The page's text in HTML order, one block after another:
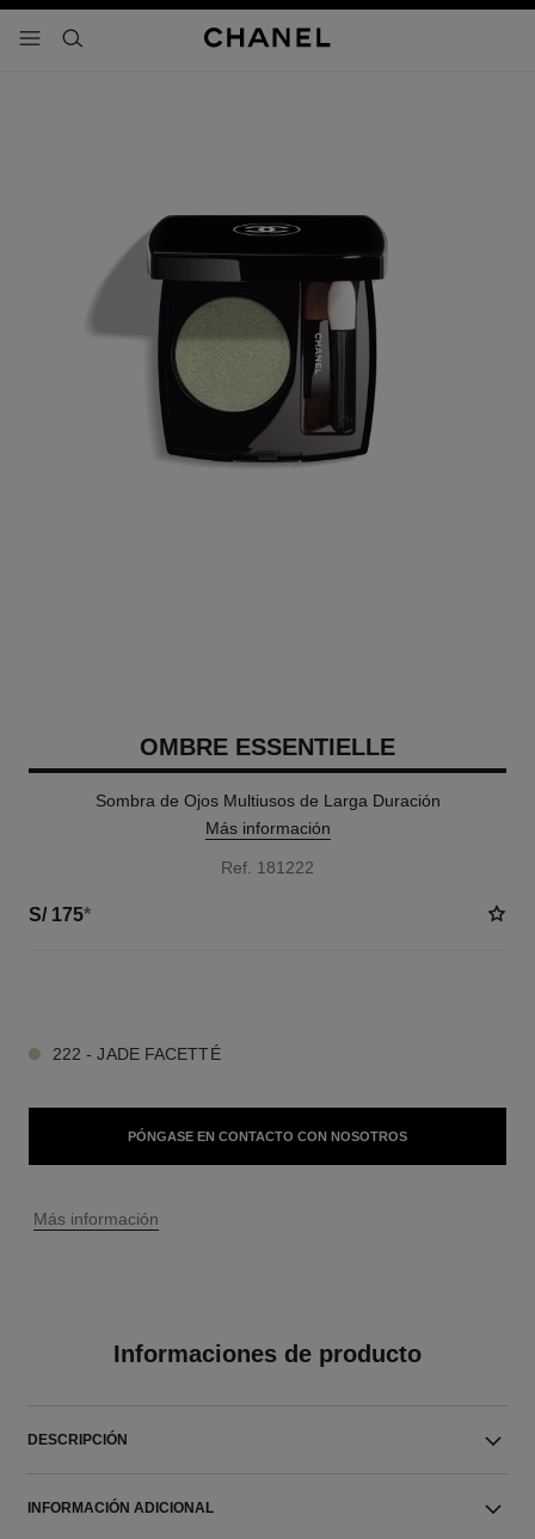
- navegación principal
buscar
OMBRE ESSENTIELLE
Sombra de Ojos Multiusos de Larga Duración
Más información
Ref. 181222
S/ 175*
222 - JADE FACETTÉ
PÓNGASE EN CONTACTO CON NOSOTROS
↩
Más información
Informaciones de producto
DESCRIPCIÓN
INFORMACIÓN ADICIONAL